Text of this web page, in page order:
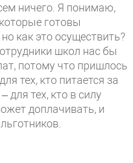
ничего. Я понимаю,
готовы
как это осуществить?
школ нас бы
потому что пришлось
тех, кто питается за
для тех, кто в силу
доплачивать, и